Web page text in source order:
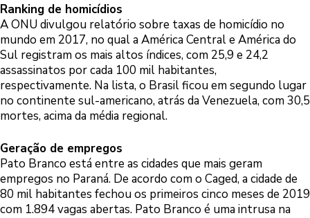
Ranking de homicídios
A ONU divulgou relatório sobre taxas de homicídio no
mundo em 2017, no qual a América Central e América do
Sul registram os mais altos índices, com 25,9 e 24,2
assassinatos por cada 100 mil habitantes,
respectivamente. Na lista, o Brasil ficou em segundo lugar
no continente sul-americano, atrás da Venezuela, com 30,5
mortes, acima da média regional.
Geração de empregos
Pato Branco está entre as cidades que mais geram
empregos no Paraná. De acordo com o Caged, a cidade de
80 mil habitantes fechou os primeiros cinco meses de 2019
com 1.894 vagas abertas. Pato Branco é uma intrusa na